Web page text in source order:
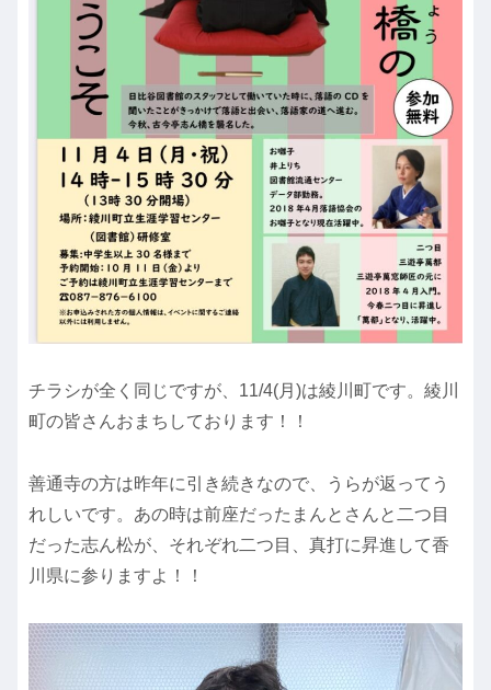
チラシが全く同じですが、11/4(月)は綾川町です。綾川
町の皆さんおまちしております！！
善通寺の方は昨年に引き続きなので、うらが返ってう
れしいです。あの時は前座だったまんとさんと二つ目
だった志ん松が、それぞれ二つ目、真打に昇進して香
川県に参りますよ！！